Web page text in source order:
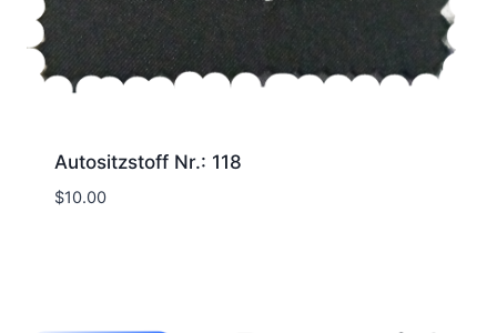
Autositzstoff Nr.: 118
$10.00